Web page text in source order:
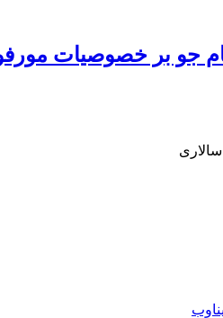
جو بر خصوصیات